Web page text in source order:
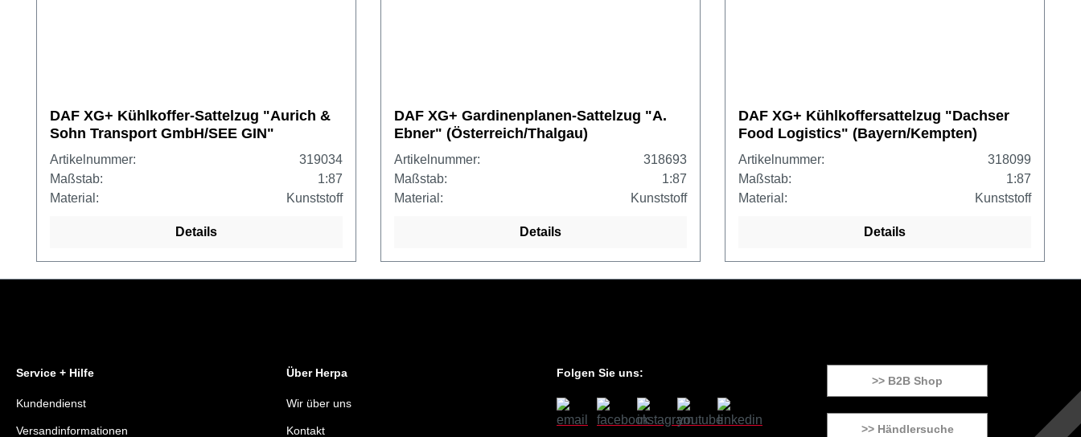
DAF XG+ Kühlkoffer-Sattelzug "Aurich &
Sohn Transport GmbH/SEE GIN"
Artikelnummer:
319034
Maßstab:
1:87
Material:
Kunststoff
Details
DAF XG+ Gardinenplanen-Sattelzug "A.
Ebner" (Österreich/Thalgau)
Artikelnummer:
318693
Maßstab:
1:87
Material:
Kunststoff
Details
DAF XG+ Kühlkoffersattelzug "Dachser
Food Logistics" (Bayern/Kempten)
Artikelnummer:
318099
Maßstab:
1:87
Material:
Kunststoff
Details
Service + Hilfe
Kundendienst
Versandinformationen
Über Herpa
Wir über uns
Kontakt
Folgen Sie uns:
>> B2B Shop
>> Händlersuche